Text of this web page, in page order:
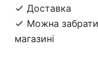
Доставка
Можна
магазині